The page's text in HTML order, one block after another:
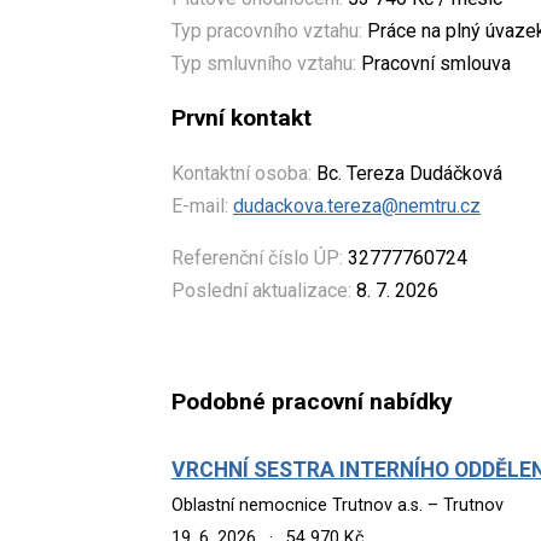
Typ pracovního vztahu: Práce na plný
Typ smluvního vztahu: Pracovní smlouva
První kontakt
Kontaktní osoba: Bc. Tereza Dudáčková
E-mail: dudackova.tereza@nemtru.cz
Referenční číslo ÚP: 32777760724
Poslední aktualizace: 8. 7. 2026
Podobné pracovní nabídky
VRCHNÍ SESTRA INTERNÍHO
Oblastní nemocnice Trutnov a.s. – Trutnov